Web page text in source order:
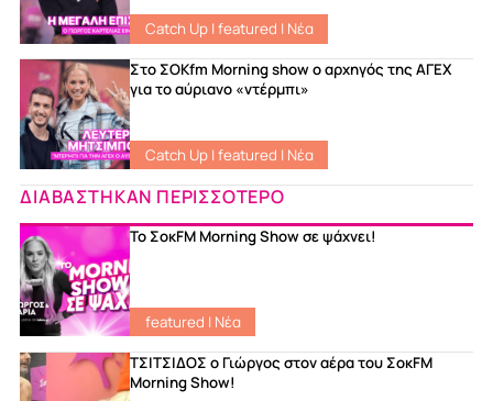
Catch Up|featured | Νέα
Στο ΣΟKfm Morning show ο αρχηγός της ΑΓΕΧ
για το αύριανο «ντέρμπι»
Catch Up|featured | Νέα
ΔΙΑΒΑΣΤΗΚΑΝ ΠΕΡΙΣΣΟΤΕΡΟ
Το ΣοκFM Morning Show σε ψάχνει!
featured | Νέα
ΤΣΙΤΣΙΔΟΣ ο Γιώργος στον αέρα του ΣοκFM
Morning Show!